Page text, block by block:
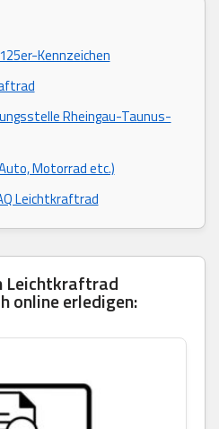
Kennzeichen
Rheingau-Taunus-
Motorrad etc.)
Leichtkraftrad
Leichtkraftrad
online erledigen: